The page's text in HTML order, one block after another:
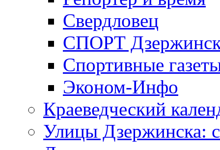
Свердловец
СПОРТ
Спортивные
Эконом-Инфо
Краеведческий
Улицы Дзержинска: